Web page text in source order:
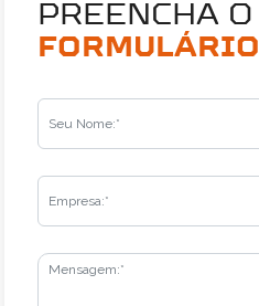
PREENCHA O
FORMULÁRIO